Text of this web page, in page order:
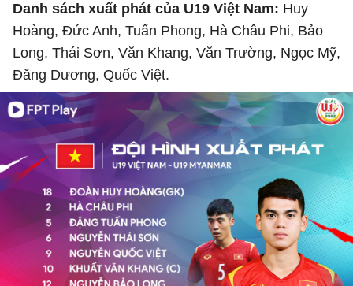
Danh sách xuất phát của U19 Việt Nam: Huy
Hoàng, Đức Anh, Tuấn Phong, Hà Châu Phi, Bảo
Long, Thái Sơn, Văn Khang, Văn Trường, Ngọc Mỹ,
Đăng Dương, Quốc Việt.​